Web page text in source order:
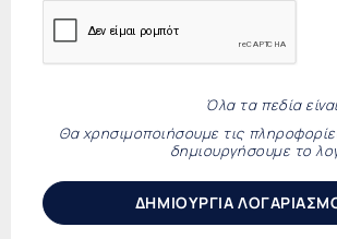
Όλα τα πεδία
Θα χρησιμοποιήσουμε τις
δημιουργήσουμε το
ΔΗΜΙΟΥΡΓΙΑ